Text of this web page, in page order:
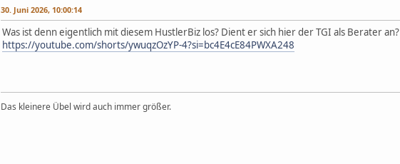
30. Juni 2026, 10:00:14
Was ist denn eigentlich mit diesem HustlerBiz los? Dient er sich hier der TGI als Berater an?
https://youtube.com/shorts/ywuqzOzYP-4?si=bc4E4cE84PWXA248
Das kleinere Übel wird auch immer größer.